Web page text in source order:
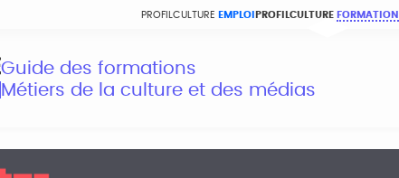
PROFILCULTURE EMPLOI PROFILCULTURE FORMATION
Guide des formations
Métiers de la culture et des médias